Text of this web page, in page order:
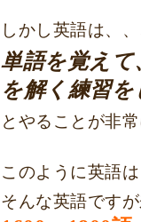
しかし英語は、、
単語を覚え
を解く練習を
とやることが非常
このように英語
そんな英語です